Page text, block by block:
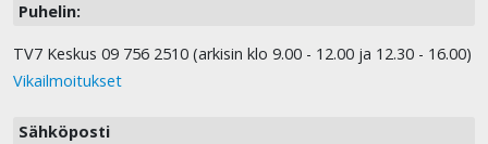
Puhelin:
TV7 Keskus 09 756 2510 (arkisin klo 9.00 - 12.00 ja 12.30 - 16.00)
Vikailmoitukset
Sähköposti